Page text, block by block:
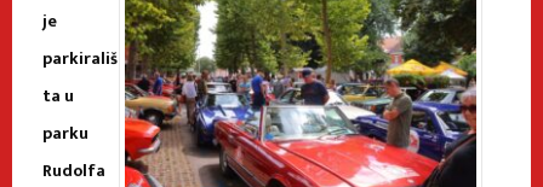
je
parkirališ
ta u
parku
Rudolfa